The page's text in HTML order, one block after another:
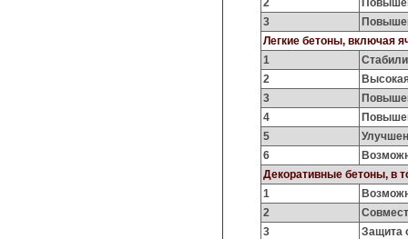
2
3
Легкие бетоны, включая
1
2
3
4
5
6
Декоративные бетоны, в
1
2
3
Защита